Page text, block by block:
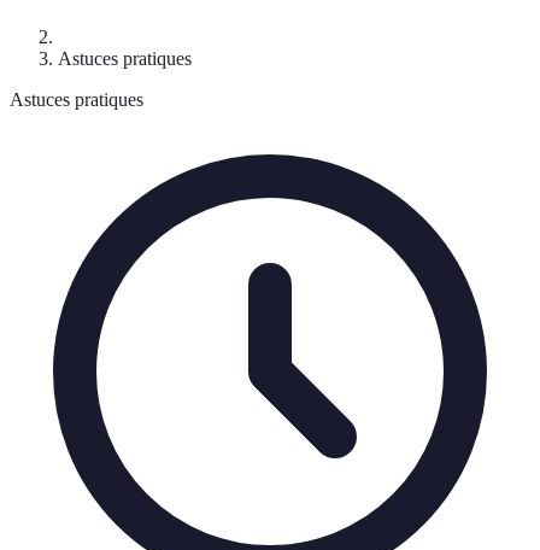
Astuces pratiques
Astuces pratiques